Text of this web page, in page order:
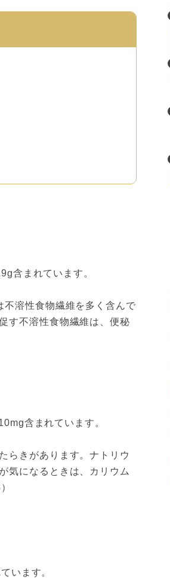
含まれています。
溶性食物繊維を多く含んで
す不溶性食物繊維は、便秘
含まれています。
らきがあります。ナトリウ
気になるときは、カリウム
います。